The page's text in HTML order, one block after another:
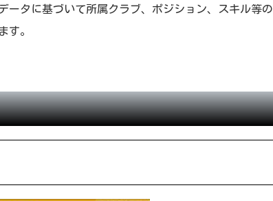
ータに基づいて所属クラブ、ポジション、スキル等の
す。